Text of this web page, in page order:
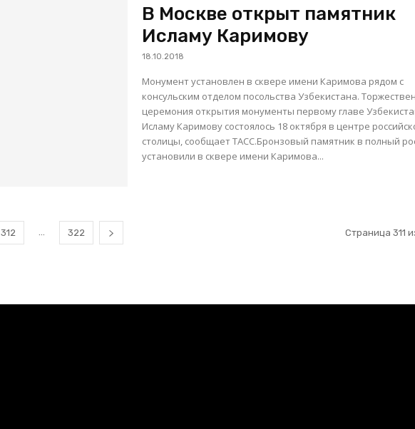
В Москве открыт памятник
Исламу Каримову
18.10.2018
Монумент установлен в сквере имени Каримова рядом с
консульским отделом посольства Узбекистана.
церемония открытия монументы первому главе
Исламу Каримову состоялось 18 октября в центре
столицы, сообщает ТАСС.Бронзовый памятник в полный
установили в сквере имени Каримова...
312 ... 322 Страница 311